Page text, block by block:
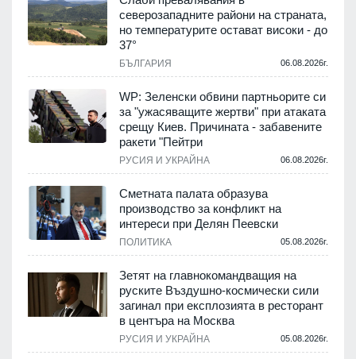
северозападните райони на страната,
но температурите остават високи - до
37°
БЪЛГАРИЯ 06.08.2026г.
WP: Зеленски обвини партньорите си
за "ужасяващите жертви" при атаката
срещу Киев. Причината - забавените
ракети "Пейтри
РУСИЯ И УКРАЙНА 06.08.2026г.
Сметната палата образува
производство за конфликт на
интереси при Делян Пеевски
ПОЛИТИКА 05.08.2026г.
Зетят на главнокомандващия на
руските Въздушно-космически сили
загинал при експлозията в ресторант
в центъра на Москва
РУСИЯ И УКРАЙНА 05.08.2026г.